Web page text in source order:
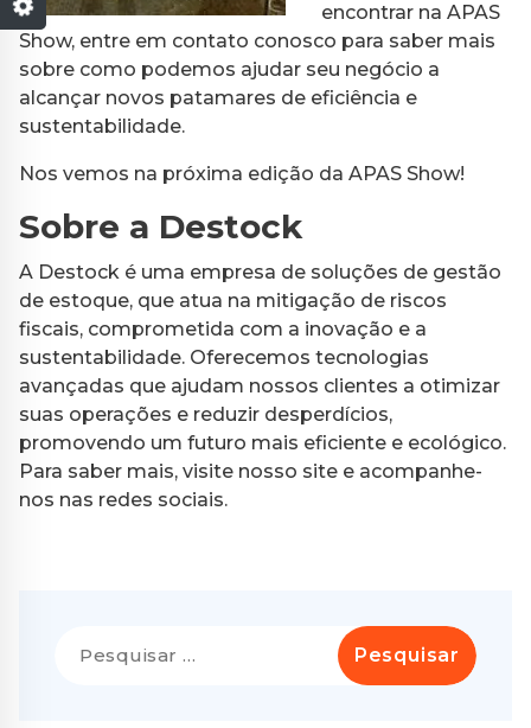
encontrar na APAS
Show, entre em contato conosco para saber mais
sobre como podemos ajudar seu negócio a
alcançar novos patamares de eficiência e
sustentabilidade.
Nos vemos na próxima edição da APAS Show!
Sobre a Destock
A Destock é uma empresa de soluções de gestão
de estoque, que atua na mitigação de riscos
fiscais, comprometida com a inovação e a
sustentabilidade. Oferecemos tecnologias
avançadas que ajudam nossos clientes a otimizar
suas operações e reduzir desperdícios,
promovendo um futuro mais eficiente e ecológico.
Para saber mais, visite nosso site e acompanhe-
nos nas redes sociais.
por: